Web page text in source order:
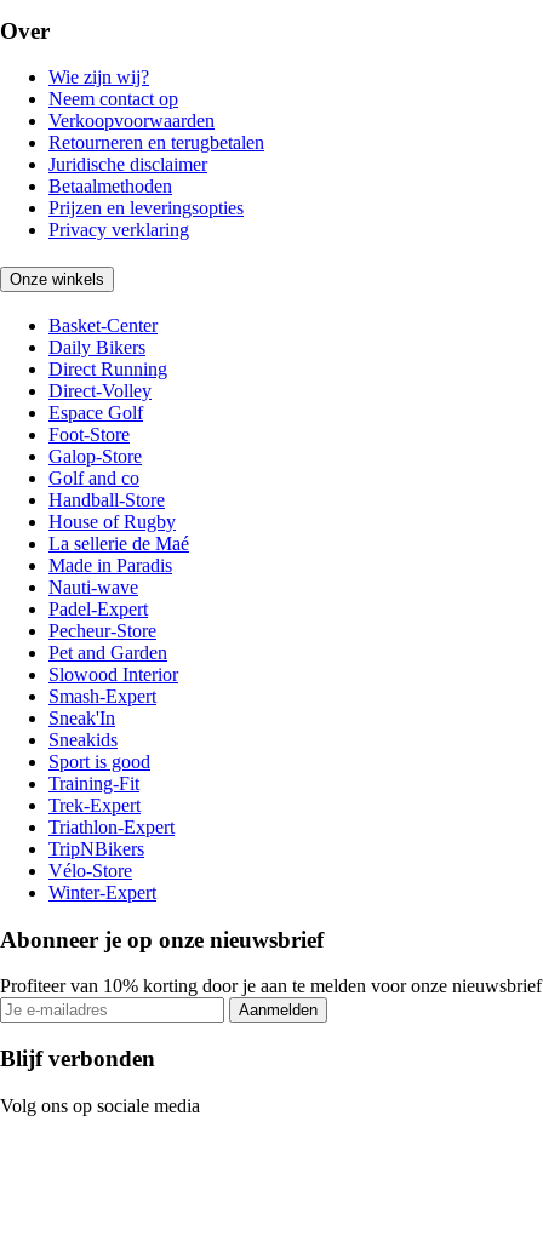
Over
Wie zijn wij?
Neem contact op
Verkoopvoorwaarden
Retourneren en terugbetalen
Juridische disclaimer
Betaalmethoden
Prijzen en leveringsopties
Privacy verklaring
Onze winkels
Basket-Center
Daily Bikers
Direct Running
Direct-Volley
Espace Golf
Foot-Store
Galop-Store
Golf and co
Handball-Store
House of Rugby
La sellerie de Maé
Made in Paradis
Nauti-wave
Padel-Expert
Pecheur-Store
Pet and Garden
Slowood Interior
Smash-Expert
Sneak'In
Sneakids
Sport is good
Training-Fit
Trek-Expert
Triathlon-Expert
TripNBikers
Vélo-Store
Winter-Expert
Abonneer je op onze nieuwsbrief
Profiteer van 10% korting door je aan te melden voor onze nieuwsbrief
Aanmelden
Blijf verbonden
Volg ons op sociale media